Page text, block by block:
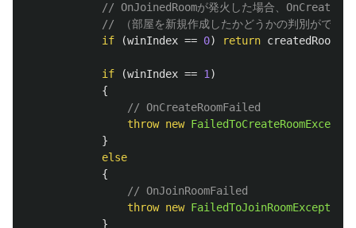
// OnJoinedRoomが発火した場合、
// （部屋を新規作成したかどうかの判別ができ
if
(winIndex == 0) return
if (winIndex == 1 )
{
// OnCreateRoomFailed
throw new
}
else
{
// OnJoinRoomFailed
throw new FailedToJoinRoomException
}